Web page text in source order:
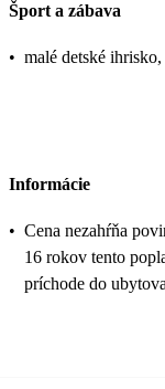
Šport a zábava
• malé detské
Informácie
• Cena nezahŕňa
16 rokov tento
príchode do